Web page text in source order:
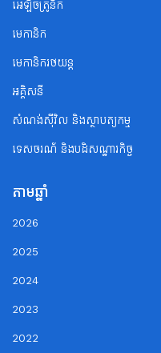
អេឡិចត្រូនិក
មេកានិក
មេកានិករថយន្ត
អគ្គិសនី
សំណង់ស៊ីវិល និងស្ថាបត្យកម្ម
ទេសចរណ័ និងបដិសណ្ឋារកិច្ច
តាមឆ្នាំ
2026
2025
2024
2023
2022